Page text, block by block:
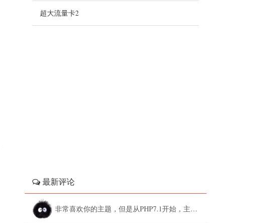
超大流量卡2
最新评论
非常喜欢你的主题，但是从PHP7.1开始，主题设置中的列表广告和文章底部广告无法...